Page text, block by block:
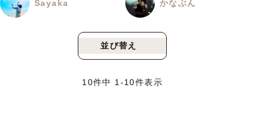
Sayaka かなぶん
並び替え
10件中 1 -10件表示